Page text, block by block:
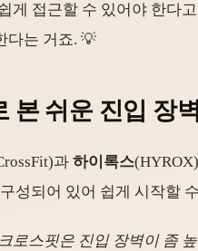
게 접근할 수 있어야 한다
다는 거죠. 💡
본 쉬운 진입 장벽
과 하이록스
성되어 있어 쉽게 시작할
로스핏은 진입 장벽이 좀